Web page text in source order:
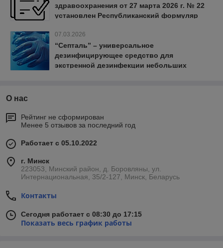
здравоохранения от 27 марта 2026 г. № 22
установлен Республиканский формуляр
07.03.2026
“Септаль” – универсальное
дезинфицирующее средство для
экстренной дезинфекции небольших
О нас
Рейтинг не сформирован
Менее 5 отзывов за последний год
Работает с 05.10.2022
г. Минск
223053, Минский район, д. Боровляны, ул.
Интернациональная, 35/2-127, Минск, Беларусь
Контакты
Сегодня работает с 08:30 до 17:15
Показать весь график работы